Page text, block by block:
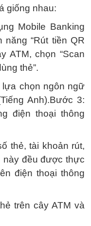
giống nhau:
Mobile Banking
“Rút tiền QR
ATM, chọn “Scan
thẻ”.
lựa chọn ngôn ngữ
Anh).Bước 3:
điện thoại thông
thẻ, tài khoản rút,
này đều được thực
điện thoại thông
trên cây ATM và